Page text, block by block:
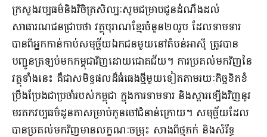
ក្រសួងវប្បធម៌និងវិចិត្រសិល្បៈសូមជម្រាបជូនដំណឹងដល់
សាធារណជនជ្រាបថា វត្ថុបុរាណខ្មែរចំនួន២០រូប ដែលទាមទារ
បានពីអ្នកកាន់កាប់សមុច្ច័យឯកជនមួយនៅតំបន់អាស៊ី ត្រូវបាន
បញ្ជូនត្រឡប់មកកម្ពុជាវិញដោយជោគជ័យ។ ការប្រគល់មកវិញនៃ
វត្ថុទាំងនេះ គឺជាសមិទ្ធផលដ៏ធំធេងថ្មីមួយទៀតតាមរយៈកិច្ចខិតខំ
ប្រឹងប្រែងជាប្រចាំរបស់កម្ពុជា ក្នុងការទាមទារ និងស្តារឡើងវិញនូវ
មរតកវប្បធម៌ដូនតាសម្រាប់កូនចៅជំនាន់ក្រោយ។ សមុច្ច័យដែល
បានប្រគល់មកវិញមានលក្ខណៈចម្រុះ សាងពីថ្មភក់ និងសំរឹទ្ធ